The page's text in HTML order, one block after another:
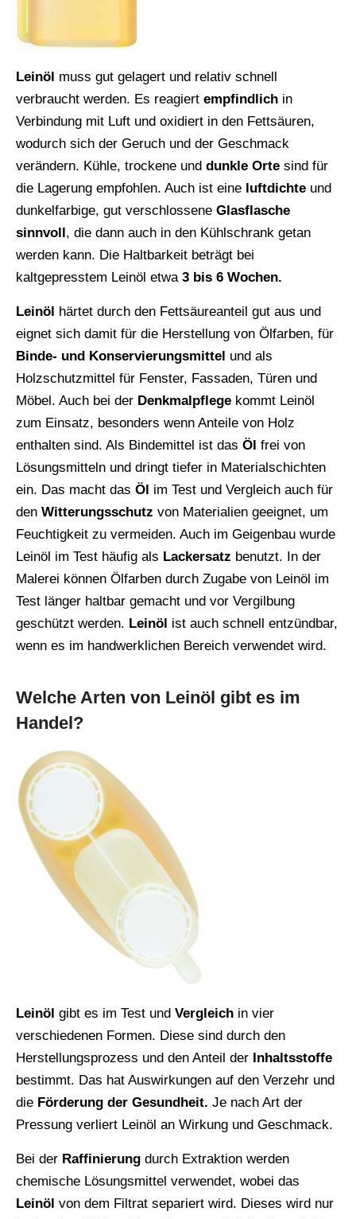
Leinöl muss gut gelagert und relativ schnell
verbraucht werden. Es reagiert empfindlich in
Verbindung mit Luft und oxidiert in den Fettsäuren,
wodurch sich der Geruch und der Geschmack
verändern. Kühle, trockene und dunkle Orte sind für
die Lagerung empfohlen. Auch ist eine luftdichte und
dunkelfarbige, gut verschlossene Glasflasche
sinnvoll, die dann auch in den Kühlschrank getan
werden kann. Die Haltbarkeit beträgt bei
kaltgepresstem Leinöl etwa 3 bis 6 Wochen.
Leinöl härtet durch den Fettsäureanteil gut aus und
eignet sich damit für die Herstellung von Ölfarben, für
Binde- und Konservierungsmittel und als
Holzschutzmittel für Fenster, Fassaden, Türen und
Möbel. Auch bei der Denkmalpflege kommt Leinöl
zum Einsatz, besonders wenn Anteile von Holz
enthalten sind. Als Bindemittel ist das Öl frei von
Lösungsmitteln und dringt tiefer in Materialschichten
ein. Das macht das Öl im Test und Vergleich auch für
den Witterungsschutz von Materialien geeignet, um
Feuchtigkeit zu vermeiden. Auch im Geigenbau wurde
Leinöl im Test häufig als Lackersatz benutzt. In der
Malerei können Ölfarben durch Zugabe von Leinöl im
Test länger haltbar gemacht und vor Vergilbung
geschützt werden. Leinöl ist auch schnell entzündbar,
wenn es im handwerklichen Bereich verwendet wird.
Welche Arten von Leinöl gibt es im
Handel?
Leinöl gibt es im Test und Vergleich in vier
verschiedenen Formen. Diese sind durch den
Herstellungsprozess und den Anteil der Inhaltsstoffe
bestimmt. Das hat Auswirkungen auf den Verzehr und
die Förderung der Gesundheit. Je nach Art der
Pressung verliert Leinöl an Wirkung und Geschmack.
Bei der Raffinierung durch Extraktion werden
chemische Lösungsmittel verwendet, wobei das
Leinöl von dem Filtrat separiert wird. Dieses wird nur